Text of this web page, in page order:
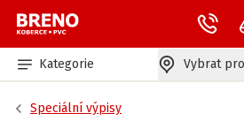
Kategorie Vybrat
Speciální výpisy